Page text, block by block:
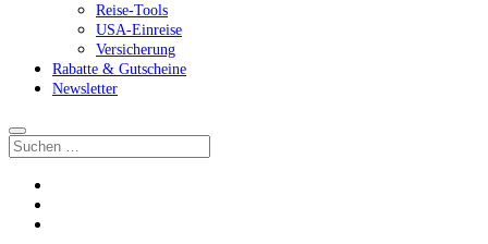
Reise-Tools
USA-Einreise
Versicherung
Rabatte & Gutscheine
Newsletter
Suchen